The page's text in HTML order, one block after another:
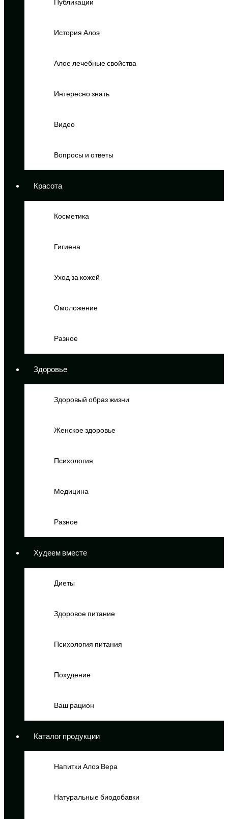
Публикации
История Алоэ
Алое лечебные свойства
Интересно знать
Видео
Вопросы и ответы
Красота
Косметика
Гигиена
Уход за кожей
Омоложение
Разное
Здоровье
Здоровый образ жизни
Женское здоровье
Психология
Медицина
Разное
Худеем вместе
Диеты
Здоровое питание
Психология питания
Похудение
Ваш рацион
Каталог продукции
Напитки Алоэ Вера
Натуральные биодобавки